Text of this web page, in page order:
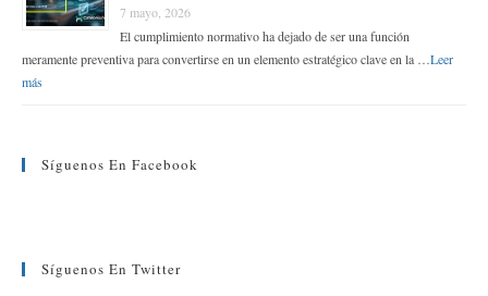
7 mayo, 2026
El cumplimiento normativo ha dejado de ser una función
meramente preventiva para convertirse en un elemento estratégico clave en la … Leer
más
Síguenos En Facebook
Síguenos En Twitter